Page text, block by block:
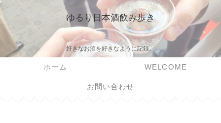
ゆるり日本酒飲み歩き
好きなお酒を好きなように記録。
ホーム WELCOME
お問い合わせ